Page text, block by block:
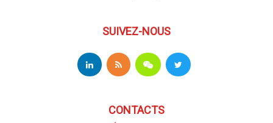
SUIVEZ-NOUS
CONTACTS